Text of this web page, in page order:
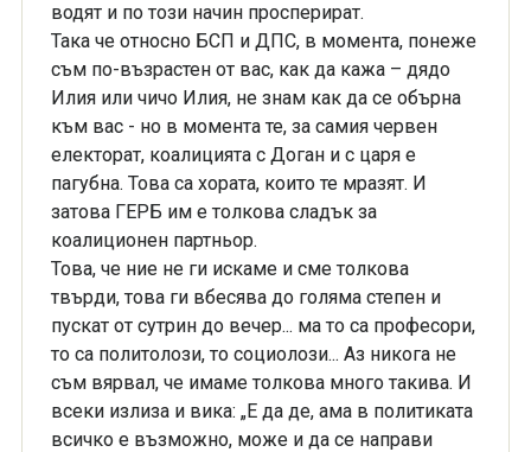
водят и по този начин просперират.
Така че относно БСП и ДПС, в момента, понеже
съм по-възрастен от вас, как да кажа – дядо
Илия или чичо Илия, не знам как да се обърна
към вас - но в момента те, за самия червен
електорат, коалицията с Доган и с царя е
пагубна. Това са хората, които те мразят. И
затова ГЕРБ им е толкова сладък за
коалиционен партньор.
Това, че ние не ги искаме и сме толкова
твърди, това ги вбесява до голяма степен и
пускат от сутрин до вечер... ма то са професори,
то са политолози, то социолози... Аз никога не
съм вярвал, че имаме толкова много такива. И
всеки излиза и вика: „Е да де, ама в политиката
всичко е възможно, може и да се направи